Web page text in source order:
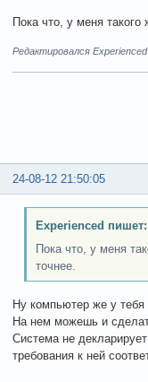
Пока что, у меня
Редактировался
24-08-12 21:50:05
Experienced пишет:
Пока что, у меня
точнее.
Ну компьютер же у
На нем можешь и
Система не
требования к ней